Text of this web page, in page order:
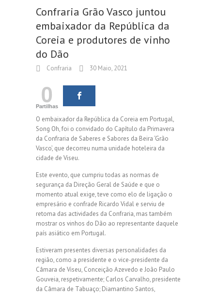
Confraria Grão Vasco juntou
embaixador da República da
Coreia e produtores de vinho
do Dão
Confraria 30 Maio, 2021
0
Partilhas
O embaixador da República da Coreia em Portugal,
Song Oh, foi o convidado do Capítulo da Primavera
da Confraria de Saberes e Sabores da Beira ‘Grão
Vasco’, que decorreu numa unidade hoteleira da
cidade de Viseu.
Este evento, que cumpriu todas as normas de
segurança da Direção Geral de Saúde e que o
momento atual exige, teve como elo de ligação o
empresário e confrade Ricardo Vidal e serviu de
retoma das actividades da Confraria, mas também
mostrar os vinhos do Dão ao representante daquele
país asiático em Portugal.
Estiveram presentes diversas personalidades da
região, como a presidente e o vice-presidente da
Câmara de Viseu, Conceição Azevedo e João Paulo
Gouveia, respetivamente; Carlos Carvalho, presidente
da Câmara de Tabuaço; Diamantino Santos,